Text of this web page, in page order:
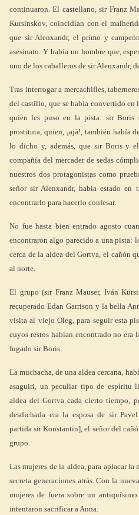
continuaron. El castellano, sir Franz
Kursinskov, coincidían con el
que sir Alenxandr, el primo y
asesinato. Y había un hombre que,
uno de los caballeros de sir Alenxandr,
Tras interrogar a mercachifles,
del castillo, que se había convertido en
quien les puso en la pista: sir Boris
prostituta, quien, ¡ajá!, también había
lo dicho y, además, que sir Boris y
compañía del mercader de sedas
nuestros dos protagonistas como
señor sir Alenxandr, había estado en
encontrarlo para hacerlo confesar.
No fue hasta bien entrado agosto
encontraron algo parecido a una pista:
cerca de la aldea del Gortva, el cañón
al norte.
El grupo (sir Franz Mauser, Iván
recuperado Edan Garrison y la bella
visita al viejo Oleg, para seguir esta
cuyos restos habían encontrado no era
fugado sir Boris.
La muchacha, de una aldea cercana,
asaguiri, un peculiar tipo de espíritu
aldea del Gortva cada cierto tiempo,
desdichada era la esposa de sir
partida sir Konstantin], el señor del
grupo.
Las mujeres de la aldea, para aplacar
secreta generaciones atrás. Con la
mujeres de fuera sobre un
intentaron sacrificar a Anna.